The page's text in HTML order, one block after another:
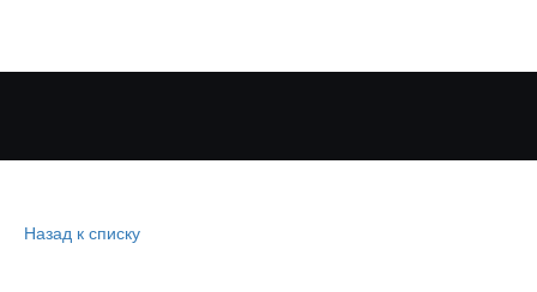
Назад к списку